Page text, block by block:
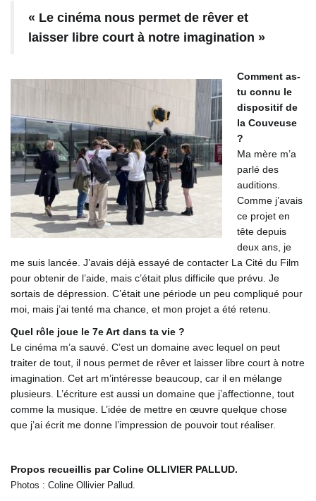
« Le cinéma nous permet de rêver et
laisser libre court à notre imagination »
Comment as-
tu connu le
dispositif de
la Couveuse
?
Ma mère m’a
parlé des
auditions.
Comme j’avais
ce projet en
tête depuis
deux ans, je
me suis lancée. J’avais déjà essayé de contacter La Cité du Film
pour obtenir de l’aide, mais c’était plus difficile que prévu. Je
sortais de dépression. C’était une période un peu compliqué pour
moi, mais j’ai tenté ma chance, et mon projet a été retenu.
Quel rôle joue le 7e Art dans ta vie ?
Le cinéma m’a sauvé. C’est un domaine avec lequel on peut
traiter de tout, il nous permet de rêver et laisser libre court à notre
imagination. Cet art m’intéresse beaucoup, car il en mélange
plusieurs. L’écriture est aussi un domaine que j’affectionne, tout
comme la musique. L’idée de mettre en œuvre quelque chose
que j’ai écrit me donne l’impression de pouvoir tout réaliser.
Propos recueillis par Coline OLLIVIER PALLUD.
Photos : Coline Ollivier Pallud.